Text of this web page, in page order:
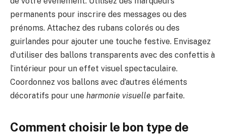
permanents pour inscrire des messages ou des
prénoms. Attachez des rubans colorés ou des
guirlandes pour ajouter une touche festive. Envisagez
d’utiliser des ballons transparents avec des confettis à
l’intérieur pour un effet visuel spectaculaire.
Coordonnez vos ballons avec d’autres éléments
décoratifs pour une harmonie visuelle parfaite.
Comment choisir le bon type de